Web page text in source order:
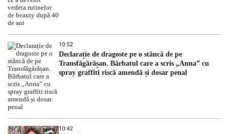
10:52
Declarație de dragoste pe o stâncă de pe
Transfăgărășan. Bărbatul care a scris „Anna” cu
spray graffiti riscă amendă și dosar penal
10:42